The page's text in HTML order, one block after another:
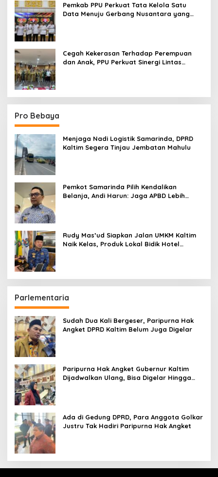
Pemkab PPU Perkuat Tata Kelola Satu
Data Menuju Gerbang Nusantara yang
Cegah Kekerasan Terhadap Perempuan
dan Anak, PPU Perkuat Sinergi Lintas
Pro Bebaya
Menjaga Nadi Logistik Samarinda, DPRD
Kaltim Segera Tinjau Jembatan Mahulu
Pemkot Samarinda Pilih Kendalikan
Belanja, Andi Harun: Jaga APBD Lebih
Rudy Mas’ud Siapkan Jalan UMKM Kaltim
Naik Kelas, Produk Lokal Bidik Hotel
Parlementaria
Sudah Dua Kali Bergeser, Paripurna Hak
Angket DPRD Kaltim Belum Juga Digelar
Paripurna Hak Angket Gubernur Kaltim
Dijadwalkan Ulang, Bisa Digelar Hingga
Ada di Gedung DPRD, Para Anggota Golkar
Justru Tak Hadiri Paripurna Hak Angket